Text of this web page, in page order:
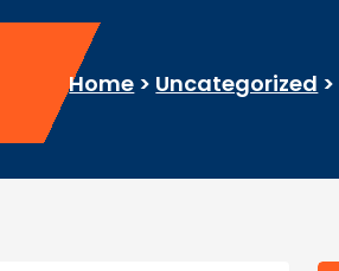
Home > Uncategorized >